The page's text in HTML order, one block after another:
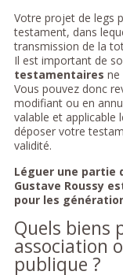
Votre projet de legs
testament, dans
transmission de la
Il est important de
testamentaires ne
Vous pouvez donc
modifiant ou en
valable et applicable
déposer votre
validité.
Léguer une partie
Gustave Roussy
pour les
Quels biens
association
publique ?